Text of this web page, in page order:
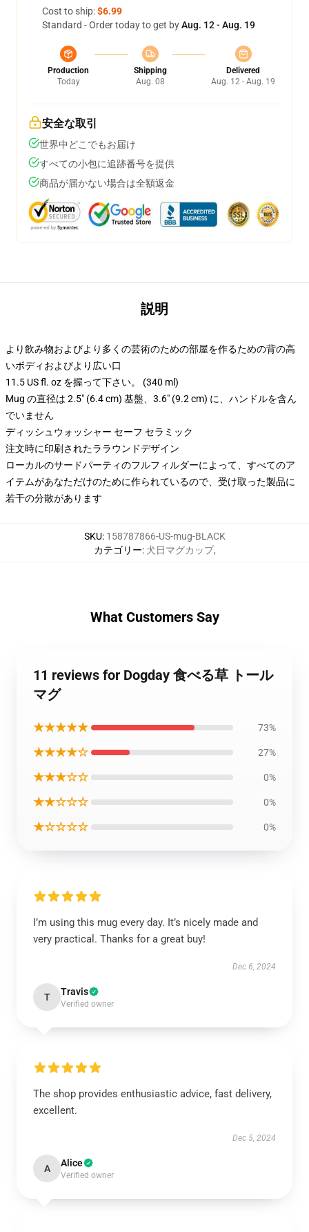
Cost to ship:$6.99
Standard - Order today to get byAug. 12 - Aug. 19
Production
Today
Shipping
Aug. 08
Delivered
Aug. 12 - Aug. 19
安全な取引
世界中どこでもお届け
すべての小包に追跡番号を提供
商品が届かない場合は全額返金
説明
より飲み物およびより多くの芸術のための部屋を作るための背の高
いボディおよびより広い口
11.5 US fl. oz を握って下さい。 (340 ml)
Mug の直径は 2.5" (6.4 cm) 基盤、3.6" (9.2 cm) に、ハンドルを含ん
でいません
ディッシュウォッシャー セーフ セラミック
注文時に印刷されたララウンドデザイン
ローカルのサードパーティのフルフィルダーによって、すべてのア
イテムがあなただけのために作られているので、受け取った製品に
若干の分散があります
SKU: 158787866-US-mug-BLACK
カテゴリー: 犬日マグカップ,
What Customers Say
11 reviews for Dogday 食べる草 トール
マグ
★★★★★ 73%
★★★★☆ 27%
★★★☆☆ 0%
★★☆☆☆ 0%
★☆☆☆☆ 0%
I’m using this mug every day. It’s nicely made and
very practical. Thanks for a great buy!
Dec 6, 2024
T Travis
Verified owner
The shop provides enthusiastic advice, fast delivery,
excellent.
Dec 5, 2024
A Alice
Verified owner